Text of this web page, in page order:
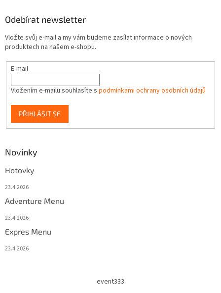
Odebírat newsletter
Vložte svůj e-mail a my vám budeme zasílat informace o nových
produktech na našem e-shopu.
E-mail
Vložením e-mailu souhlasíte s podmínkami ochrany osobních údajů
PŘIHLÁSIT SE
Novinky
Hotovky
23.4.2026
Adventure Menu
23.4.2026
Expres Menu
23.4.2026
event333